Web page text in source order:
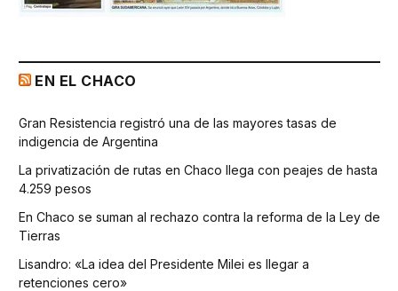
EN EL CHACO
Gran Resistencia registró una de las mayores tasas de
indigencia de Argentina
La privatización de rutas en Chaco llega con peajes de hasta
4.259 pesos
En Chaco se suman al rechazo contra la reforma de la Ley de
Tierras
Lisandro: «La idea del Presidente Milei es llegar a
retenciones cero»